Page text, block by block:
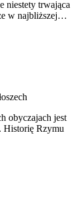
niestety trwająca
w najbliższej…
obyczajach jest
Historię Rzymu